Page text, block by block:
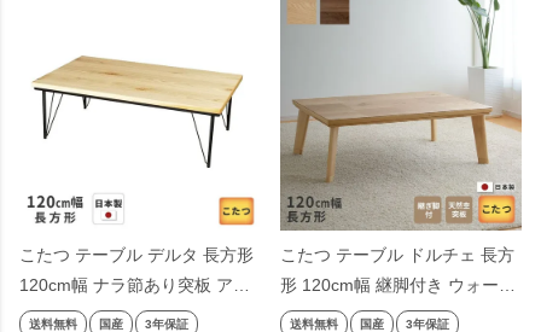
こたつ テーブル デルタ 長方形
120cm幅 ナラ節あり突板 アイ
アン脚 ブラウン リビングテー
送料無料 国産 3年保証
こたつ テーブル ドルチェ 長方
形 120cm幅 継脚付き ウォール
ナット オーク 節ありブロック
送料無料 国産 3年保証